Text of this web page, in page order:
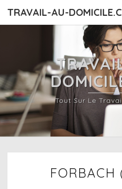
TRAVAIL-AU-
Tout Sur Le